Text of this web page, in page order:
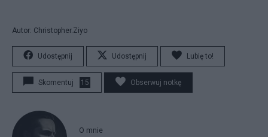
Autor: Christopher.Ziyo
Udostępnij Udostępnij Lubię to!
Skomentuj 15 Obserwuj notkę
O mnie